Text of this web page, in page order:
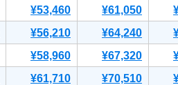
¥53,460 ¥61,050
¥56,210 ¥64,240
¥58,960 ¥67,320
¥61,710 ¥70,510